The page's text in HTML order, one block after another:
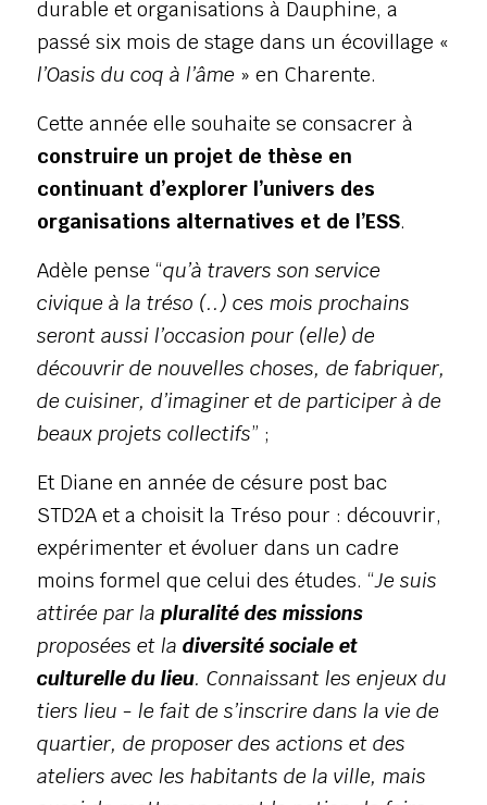
durable et organisations à Dauphine, a
l’Oasis du coq à l’âme » en Charente.
construire un projet de thèse en
continuant d’explorer l’univers des
organisations alternatives et de l’ESS.
Adèle pense “qu’à travers son service
civique à la tréso (..) ces mois prochains
seront aussi l’occasion pour (elle) de
découvrir de nouvelles choses, de fabriquer,
de cuisiner, d’imaginer et de participer à de
beaux projets collectifs” ;
Et Diane en année de césure post bac
STD2A et a choisit la Tréso pour : découvrir,
expérimenter et évoluer dans un cadre
moins formel que celui des études. “Je suis
attirée par la
proposées et la diversité sociale et
culturelle du lieu. Connaissant les enjeux du
tiers lieu - le fait de s’inscrire dans la vie de
quartier, de proposer des actions et des
ateliers avec les habitants de la ville, mais